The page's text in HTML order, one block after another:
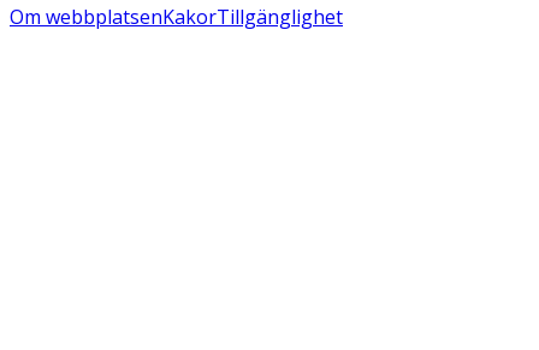
Om webbplatsenKakorTillgänglighet